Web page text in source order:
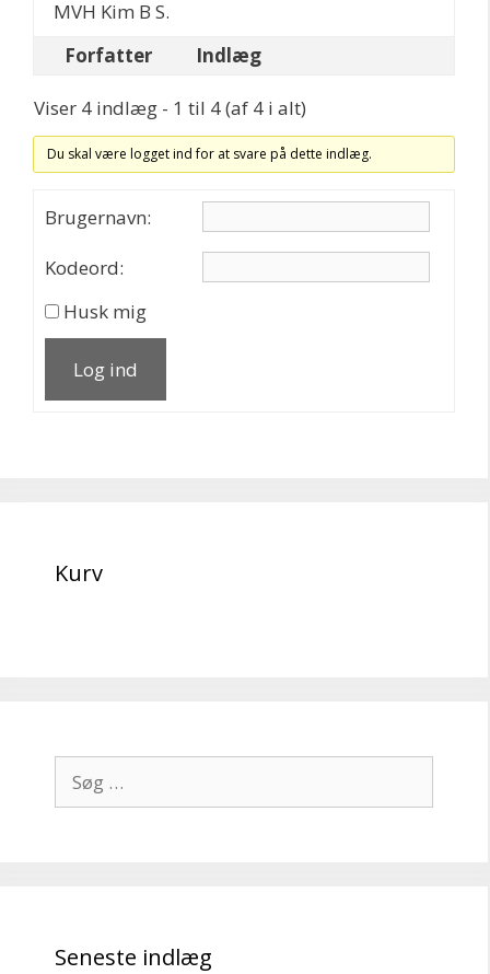
MVH Kim B S.
Forfatter
Indlæg
Viser 4 indlæg - 1 til 4 (af 4 i alt)
Du skal være logget ind for at svare på dette indlæg.
Brugernavn:
Kodeord:
Husk mig
Log ind
Kurv
efter:
Seneste indlæg